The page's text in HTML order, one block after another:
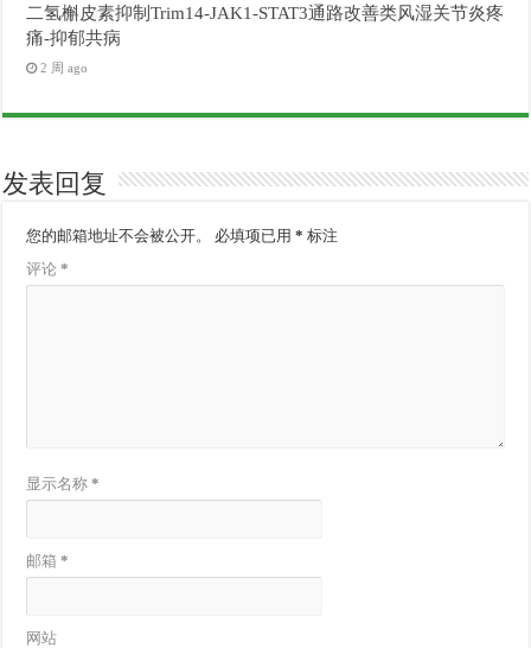
二氢槲皮素抑制Trim14-JAK1-STAT3通路改善类风湿关节炎疼
痛-抑郁共病
2 周 ago
发表回复
您的邮箱地址不会被公开。 必填项已用* 标注
评论*
显示名称*
邮箱*
网站